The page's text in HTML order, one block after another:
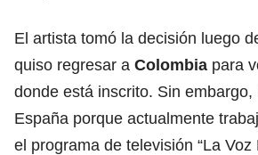
El artista tomó la decisión luego
quiso regresar a Colombia para
donde está inscrito. Sin
España porque actualmente
el programa de televisión “La Voz